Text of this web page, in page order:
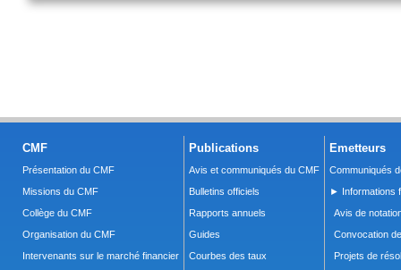
CMF
Présentation du CMF
Missions du CMF
Collège du CMF
Organisation du CMF
Intervenants sur le marché financier
Publications
Avis et communiqués du CMF
Bulletins officiels
Rapports annuels
Guides
Courbes des taux
Emetteurs
Communiqués
► Informations
Avis de
Convocation
Projets de